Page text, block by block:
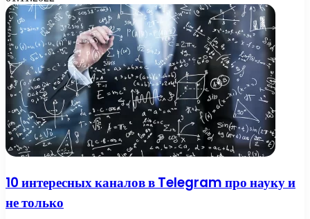
10 интересных каналов в Telegram про науку и
не только